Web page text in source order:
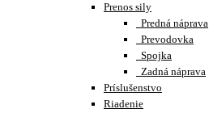
Prenos sily
Predná náprava
Prevodovka
Spojka
Zadná náprava
Príslušenstvo
Riadenie